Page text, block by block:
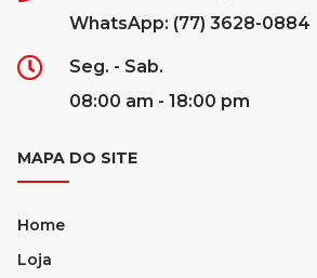
WhatsApp: (77) 3628-0884
Seg. - Sab.
08:00 am - 18:00 pm
MAPA DO SITE
Home
Loja